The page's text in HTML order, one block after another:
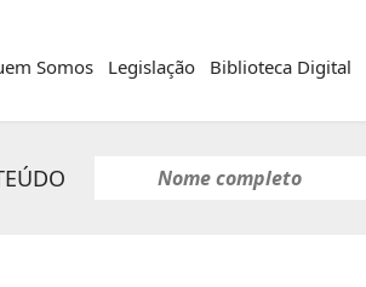
Somos Legislação Biblioteca Digital